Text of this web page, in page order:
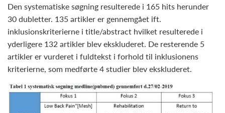
Den systematiske søgning resulterede i 165 hits herunder
30 dubletter. 135 artikler er gennemgået ift.
inklusionskriterierne i title/abstract hvilket resulterede i
yderligere 132 artikler blev ekskluderet. De resterende 5
artikler er vurderet i fuldtekst i forhold til inklusionens
kriterierne, som medførte 4 studier blev ekskluderet.